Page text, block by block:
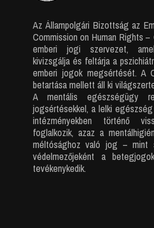
Az Állampolgári Bizottság az
Commission on Human Rights
emberi jogi szervezet,
kivizsgálja és feltárja a
emberi jogok megsértését. A
betartása mellett áll ki
A mentális egészségügy
jogsértésekkel, a lelki
intézményekben történő
foglalkozik, azaz a
méltósághoz való jog – mint
védelmezőjeként a
tevékenykedik.